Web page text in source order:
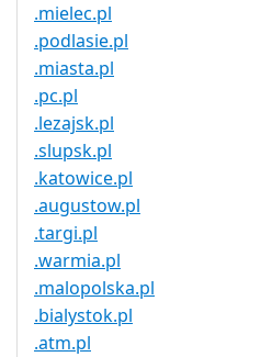
.mielec.pl
.podlasie.pl
.miasta.pl
.pc.pl
.lezajsk.pl
.slupsk.pl
.katowice.pl
.augustow.pl
.targi.pl
.warmia.pl
.malopolska.pl
.bialystok.pl
.atm.pl